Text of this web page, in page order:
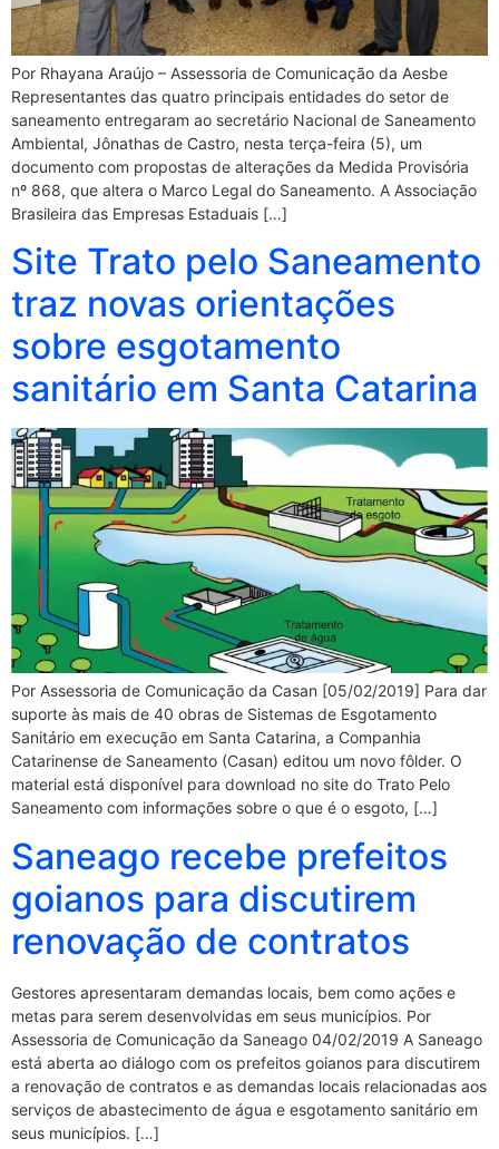
Por Rhayana Araújo – Assessoria de Comunicação da Aesbe
Representantes das quatro principais entidades do setor de
saneamento entregaram ao secretário Nacional de Saneamento
Ambiental, Jônathas de Castro, nesta terça-feira (5), um
documento com propostas de alterações da Medida Provisória
nº 868, que altera o Marco Legal do Saneamento. A Associação
Brasileira das Empresas Estaduais […]
Site Trato pelo Saneamento
traz novas orientações
sobre esgotamento
sanitário em Santa Catarina
Por Assessoria de Comunicação da Casan [05/02/2019] Para dar
suporte às mais de 40 obras de Sistemas de Esgotamento
Sanitário em execução em Santa Catarina, a Companhia
Catarinense de Saneamento (Casan) editou um novo fôlder. O
material está disponível para download no site do Trato Pelo
Saneamento com informações sobre o que é o esgoto, […]
Saneago recebe prefeitos
goianos para discutirem
renovação de contratos
Gestores apresentaram demandas locais, bem como ações e
metas para serem desenvolvidas em seus municípios. Por
Assessoria de Comunicação da Saneago 04/02/2019 A Saneago
está aberta ao diálogo com os prefeitos goianos para discutirem
a renovação de contratos e as demandas locais relacionadas aos
serviços de abastecimento de água e esgotamento sanitário em
seus municípios. […]